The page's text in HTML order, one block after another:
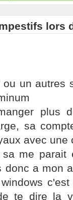
lors
ou un autres
plus
sa
avec une
me parait
donc a mon
te dire la